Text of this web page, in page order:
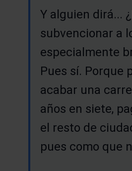
Y alguien dirá...
subvencionar a
especialmente
Pues sí. Porque
acabar una
años en siete,
el resto de
pues como que